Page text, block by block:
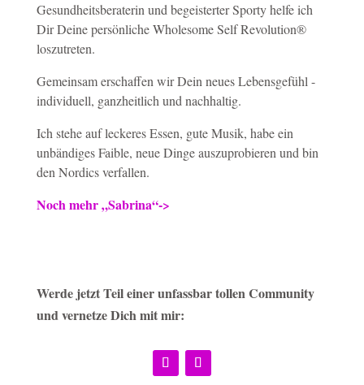
Gesundheitsberaterin und begeisterter Sporty helfe ich
Dir Deine persönliche Wholesome Self Revolution®
loszutreten.
Gemeinsam erschaffen wir Dein neues Lebensgefühl -
individuell, ganzheitlich und nachhaltig.
Ich stehe auf leckeres Essen, gute Musik, habe ein
unbändiges Faible, neue Dinge auszuprobieren und bin
den Nordics verfallen.
Noch mehr „Sabrina“->
Werde jetzt Teil einer unfassbar tollen Community
und vernetze Dich mit mir: